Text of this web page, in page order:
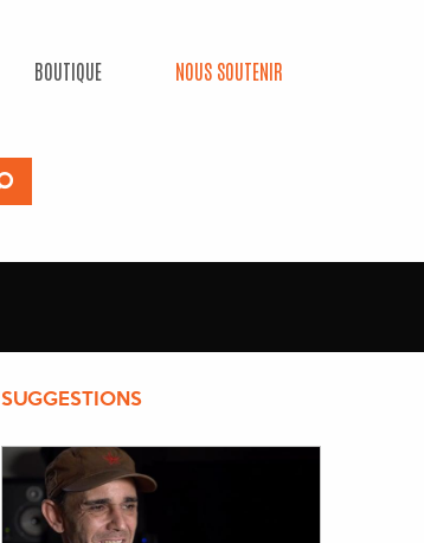
BOUTIQUE NOUS SOUTENIR
SUGGESTIONS